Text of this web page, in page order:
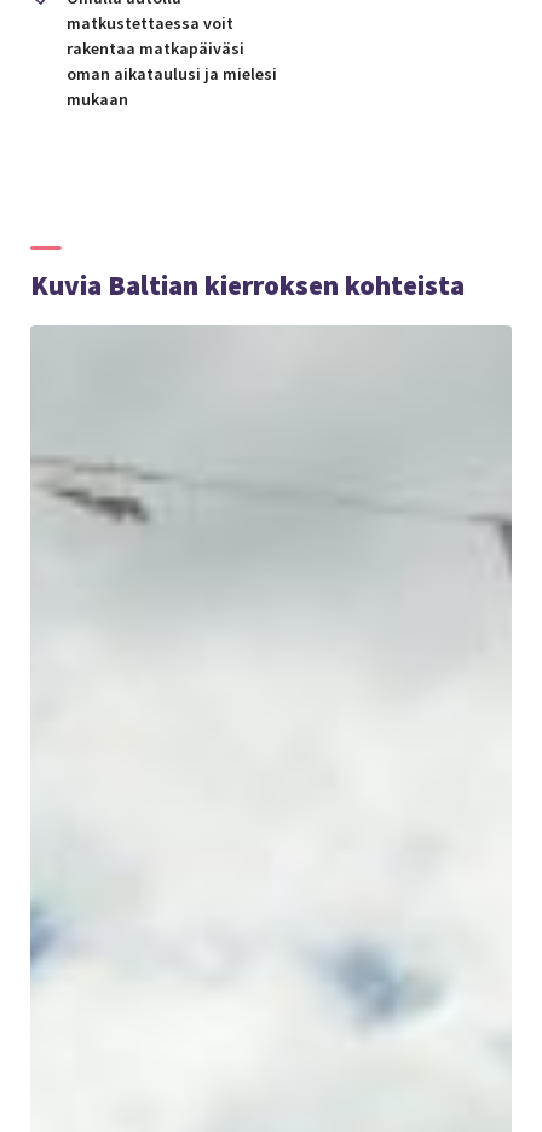
matkustettaessa voit
rakentaa matkapäiväsi
oman aikataulusi ja mielesi
mukaan
Kuvia Baltian kierroksen kohteista